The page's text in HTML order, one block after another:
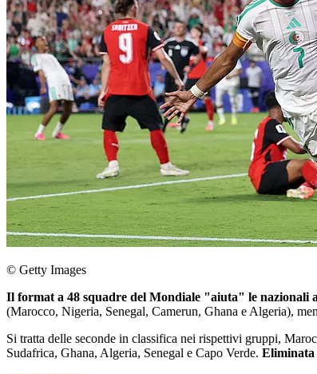
© Getty Images
Il format a 48 squadre del Mondiale "aiuta" le nazionali
(Marocco, Nigeria, Senegal, Camerun, Ghana e Algeria),
Si tratta delle seconde in classifica nei rispettivi gruppi,
Sudafrica, Ghana, Algeria, Senegal e Capo Verde. Eliminata